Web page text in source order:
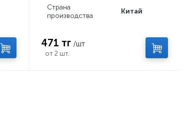
Страна
производства
Китай
471 тг /шт
от 2 шт.